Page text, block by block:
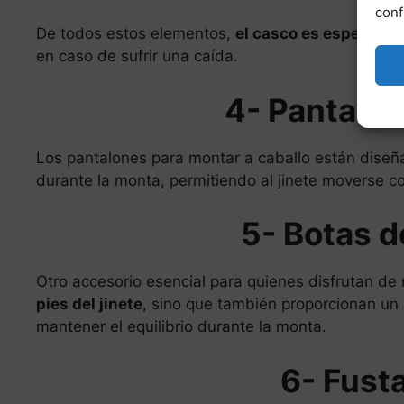
De todos estos elementos, el casco es
en caso de sufrir una caída.
4-
Los pantalones para montar a caballo están
durante la monta, permitiendo al jinete moverse
5- Botas
Otro accesorio esencial para quienes disfrutan
pies del jinete, sino que también proporcionan
mantener el equilibrio durante la monta.
6-